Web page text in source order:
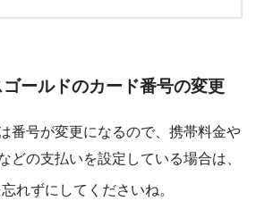
ールドのカード番号の変更
番号が変更になるので、携帯料金や
どの支払いを設定している場合は、
れずにしてくださいね。